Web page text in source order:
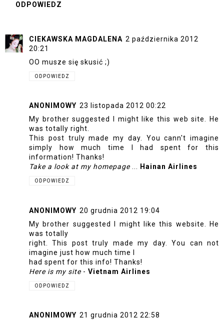
ODPOWIEDZ
CIEKAWSKA MAGDALENA 2 października 2012
20:21
OO musze się skusić ;)
ODPOWIEDZ
ANONIMOWY 23 listopada 2012 00:22
My brother suggested I might like this web site. He
was totally right.
This post truly made my day. You cann't imagine
simply how much time I had spent for this
information! Thanks!
Take a look at my homepage ... Hainan Airlines
ODPOWIEDZ
ANONIMOWY 20 grudnia 2012 19:04
My brother suggested I might like this website. He
was totally
right. This post truly made my day. You can not
imagine just how much time I
had spent for this info! Thanks!
Here is my site - Vietnam Airlines
ODPOWIEDZ
ANONIMOWY 21 grudnia 2012 22:58